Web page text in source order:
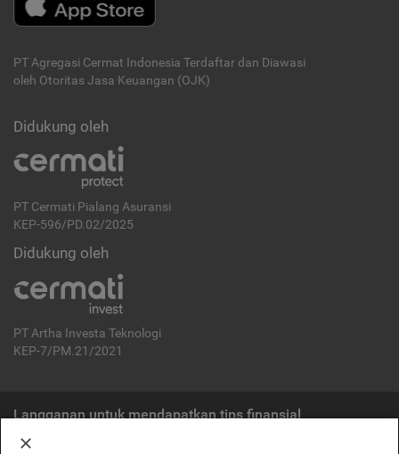
PT Agregasi Cermat Indonesia Terdaftar dan Diawasi
oleh Otoritas Jasa Keuangan (OJK)
Didukung oleh
PT Cermati Pialang Asuransi
KEP-596/PD.02/2025
Didukung oleh
PT Artha Investa Teknologi
KEP-7/PM.21/2021
Langganan untuk mendapatkan tips finansial